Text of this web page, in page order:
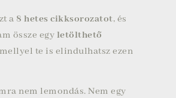
a 8 hetes cikksorozatot, és
össze egy letölthető
te is elindulhatsz ezen
nem lemondás. Nem egy